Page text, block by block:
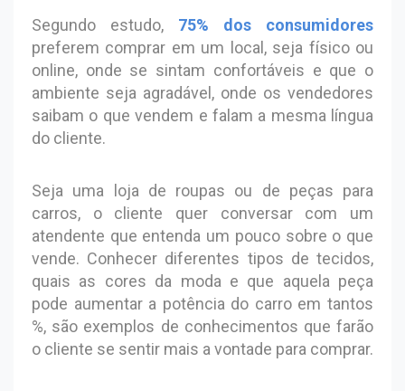
Segundo estudo, 75% dos consumidores
preferem comprar em um local, seja físico ou
online, onde se sintam confortáveis e que o
ambiente seja agradável, onde os vendedores
saibam o que vendem e falam a mesma língua
do cliente.
Seja uma loja de roupas ou de peças para
carros, o cliente quer conversar com um
atendente que entenda um pouco sobre o que
vende. Conhecer diferentes tipos de tecidos,
quais as cores da moda e que aquela peça
pode aumentar a potência do carro em tantos
%, são exemplos de conhecimentos que farão
o cliente se sentir mais a vontade para comprar.